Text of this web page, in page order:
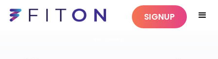
SIGNUP